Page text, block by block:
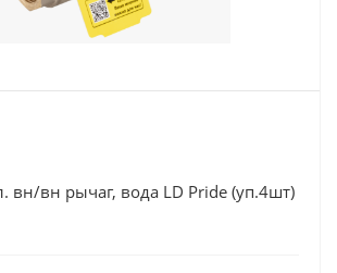
вн/вн рычаг, вода LD Pride (уп.4шт)